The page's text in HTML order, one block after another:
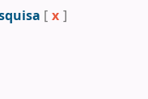
[ x ]